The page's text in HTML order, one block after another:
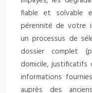
fiable et solvable
pérennité de votre
un processus de
dossier complet
domicile, justificatifs
informations
auprès des